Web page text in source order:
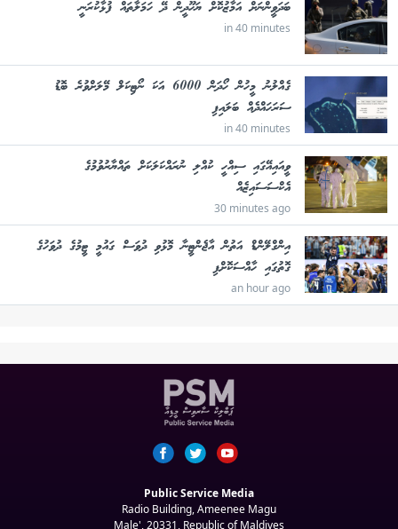
ބަދަވީންނަށް އަމާޒުކޮށް ޔަހޫދީން ދޭ ހަމަލާތައް ފުޅާކުރަނީ
in 40 minutes
ގެއްލުނު މީހުން ހޯދަން 6000 އަކަ ނޯޓިކަލް މޭލަށްވުރެ ބޮޑު
ސަރަހައްދެއް ބަލައިފި
in 40 minutes
ވީއައިއޭގައި ސިއްހީ ކުއްލި ނުރައްކަލަކަށް ތައްޔާރުވުމުގެ
އެކްސަސައިޒެއް
30 minutes ago
އިންގްލޭންޑް އަތުން އާޖެންޓީނާ މޮޅުވި ދުވަސް ގައުމީ ޓީމުގެ ދުވަހުގެ
ގޮތުގައި ހާއްސަކޮށްފި
an hour ago
Public Service Media
Radio Building, Ameenee Magu
Male', 20331, Republic of Maldives